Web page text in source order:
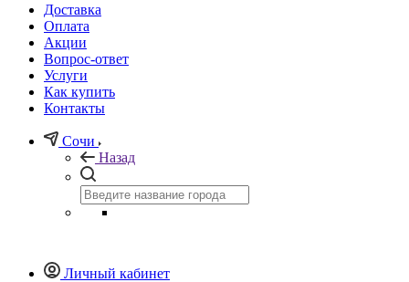
Доставка
Оплата
Акции
Вопрос-ответ
Услуги
Как купить
Контакты
Сочи
Назад
Личный кабинет